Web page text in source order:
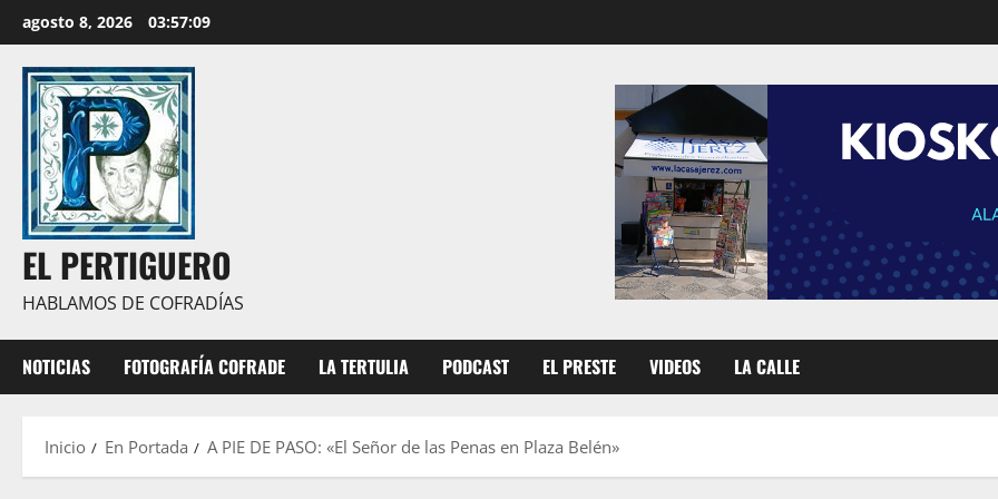
al
contenido
agosto 8, 2026 03:57:10
EL PERTIGUERO
HABLAMOS DE COFRADÍAS
NOTICIAS FOTOGRAFÍA COFRADE LA TERTULIA PODCAST EL PRESTE VIDEOS LA CALLE
Inicio En Portada A PIE DE PASO: «El Señor de las Penas en Plaza Belén»